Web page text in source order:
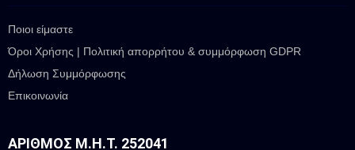
Ποιοι είμαστε
Όροι Χρήσης | Πολιτική απορρήτου & συμμόρφωση GDPR
Δήλωση Συμμόρφωσης
Επικοινωνία
ΑΡΙΘΜΌΣ Μ.Η.Τ. 252041